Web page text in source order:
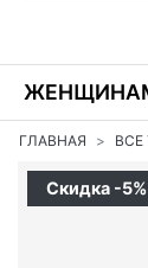
ГЛАВНАЯ
Скидка -5%